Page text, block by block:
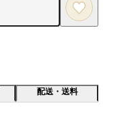
配送・送料